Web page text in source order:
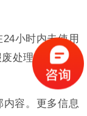
小时内未使用
处理;锡膏在冰
内容。更多信息